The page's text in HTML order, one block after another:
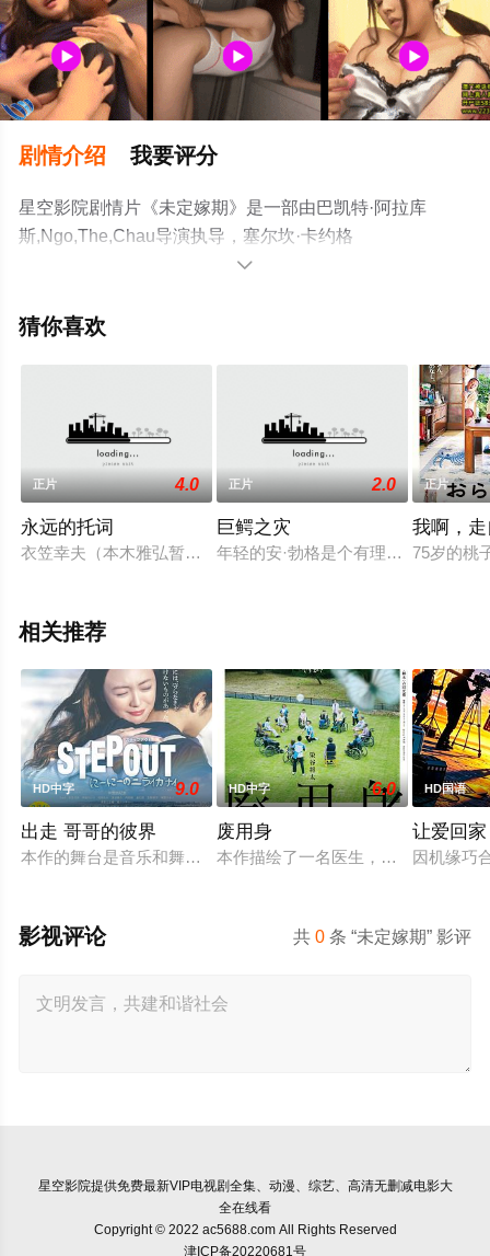
剧情介绍 我要评分
星空影院剧情片《未定嫁期》是一部由巴凯特·阿拉库
斯,Ngo,The,Chau导演执导，塞尔坎·卡约格
鲁,Beritan,Balci,Meral,Perin等演员精彩演绎的德国电影，
网，更多相关信息可移步至豆瓣电影、电视猫或剧情网等

猜你喜欢
正片 4.0
永远的托词
衣笠幸夫（本木雅弘暂无内容饰）是一位小有名气的作家，和
正片 2.0
巨鳄之灾
年轻的安·勃格是个有理想有抱负的
正片
我啊，
75岁的桃
相关推荐
HD中字 9.0
出走 哥哥的彼界
本作的舞台是音乐和舞蹈融入生活的冲绳。与母亲朱音、妹妹
HD中字 6.0
废用身
本作描绘了一名医生，因一种围绕“
HD国语
让爱回家
因机缘巧
共0 条 “未定嫁期” 影评
影视评论
星空影院提供免费最新VIP电视剧全集、动漫、综艺、高清无删减电影大
全在线看
Copyright © 2022 ac5688.com All Rights Reserved
津ICP备20220681号